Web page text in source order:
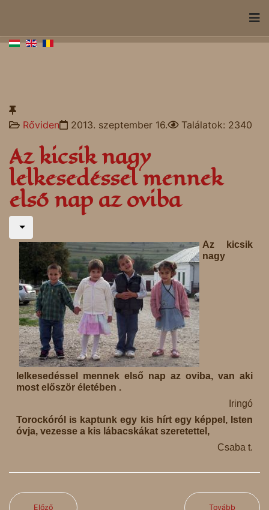
Rőviden 2013. szeptember 16. Találatok: 2340
Az kicsik nagy
lelkesedéssel mennek
első nap az oviba
Az kicsik
nagy
lelkesedéssel mennek első nap az oviba, van aki
most először életében .
Iringó
Torockóról is kaptunk egy kis hírt egy képpel, Isten
óvja, vezesse a kis lábacskákat szeretettel,
Csaba t.
Előző Tovább